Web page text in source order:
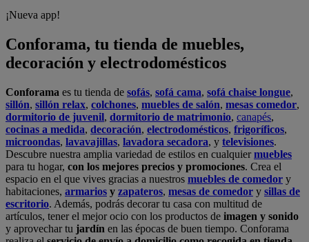
¡Nueva app!
Conforama, tu tienda de muebles,
decoración y electrodomésticos
Conforama es tu tienda de sofás, sofá cama, sofá chaise longue,
sillón, sillón relax, colchones, muebles de salón, mesas comedor,
dormitorio de juvenil, dormitorio de matrimonio, canapés,
cocinas a medida, decoración, electrodomésticos, frigoríficos,
microondas, lavavajillas, lavadora secadora, y televisiones.
Descubre nuestra amplia variedad de estilos en cualquiermuebles
para tu hogar, con los mejores precios y promociones. Crea el
espacio en el que vives gracias a nuestros muebles de comedor y
habitaciones, armarios y zapateros, mesas de comedor y sillas de
escritorio. Además, podrás decorar tu casa con multitud de
artículos, tener el mejor ocio con los productos de imagen y sonido
y aprovechar tu jardín en las épocas de buen tiempo. Conforama